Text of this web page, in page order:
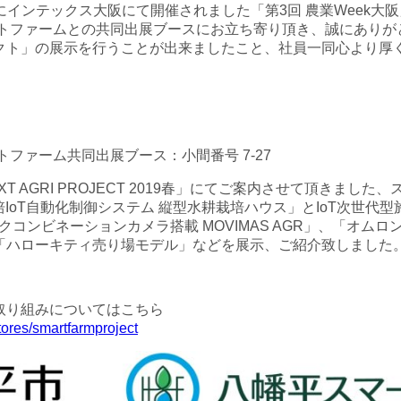
ンテックス大阪にて開催されました「第3回 農業Week大
ァームとの共同出展ブースにお立ち寄り頂き、誠にあり
」の展示を行うことが出来ましたこと、社員一同心より厚
ァーム共同出展ブース：小間番号 7-27
PROJECT 2019春」にてご案内させて頂きました、
自動化制御システム 縦型水耕栽培ハウス」とIoT次世代
コンビネーションカメラ搭載 MOVIMAS AGR」、「オムロ
ローキティ売り場モデル」などを展示、ご紹介致しました
組みについてはこちら
smartfarmproject